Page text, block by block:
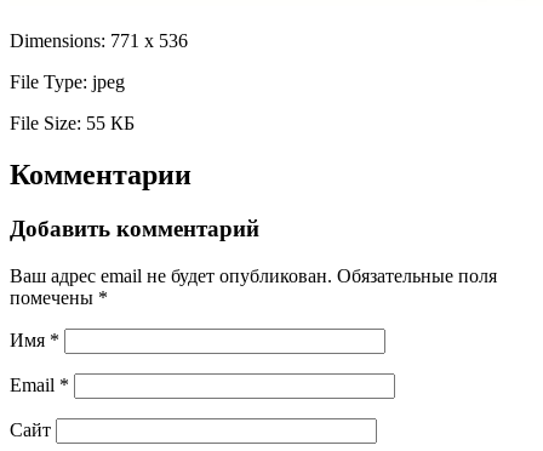
Dimensions: 771 x 536
File Type: jpeg
File Size: 55 КБ
Комментарии
Добавить комментарий
Ваш адрес email не будет опубликован. Обязательные поля
помечены *
Имя *
Email *
Сайт